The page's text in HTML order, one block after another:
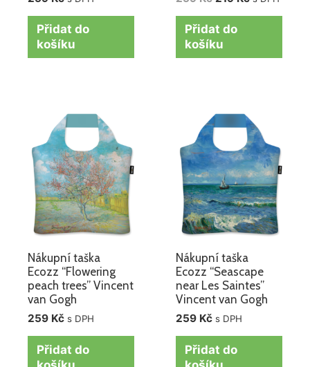
Přidat do
košíku
Přidat do
košíku
Nákupní taška
Ecozz “Flowering
peach trees” Vincent
van Gogh
259 Kč s DPH
Přidat do
Nákupní taška
Ecozz “Seascape
near Les Saintes”
Vincent van Gogh
259 Kč s DPH
Přidat do